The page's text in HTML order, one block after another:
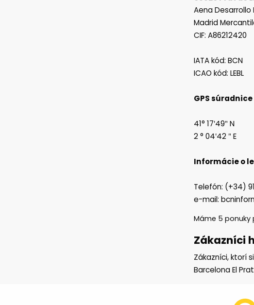
Aena Desarrollo
Madrid
CIF: A86212420
IATA kód: BCN
ICAO kód: LEBL
GPS súradnice
41° 17′49″ N
2 ° 04′42 ″ E
Informácie o
Telefón: (+34)
e-mail:
Máme 5 ponuky
Zákazníci
Zákazníci, ktorí
Barcelona El